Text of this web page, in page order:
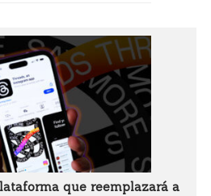
que reemplazará a